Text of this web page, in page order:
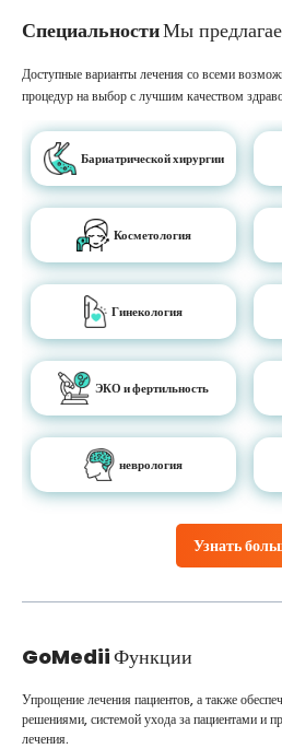
СпециальностиМы
Узнать
Доступные варианты лечения со всеми
процедур на выбор с лучшим качеством
Бариатрической хирургии
Косметология
Гинекология
ЭКО и фертильность
неврология
GoMediiФункции
Упрощение лечения пациентов, а также
решениями, системой ухода за пациентами и
лечения.